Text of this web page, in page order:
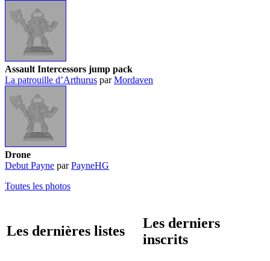
Assault Intercessors jump pack
La patrouille d’Arthurus parMordaven
Drone
Debut Payne parPayneHG
Toutes les photos
Les dernières listes
Les derniers
inscrits